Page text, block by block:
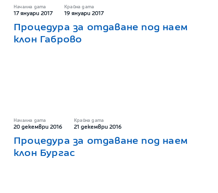
Начална дата
17 януари 2017
Крайна дата
19 януари 2017
Процедура за отдаване под наем
клон Габрово
Начална дата
20 декември 2016
Крайна дата
21 декември 2016
Процедура за отдаване под наем
клон Бургас